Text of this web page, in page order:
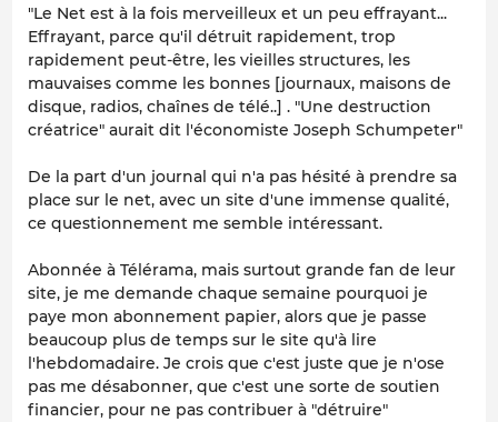
"Le Net est à la fois merveilleux et un peu effrayant...
Effrayant, parce qu'il détruit rapidement, trop
rapidement peut-être, les vieilles structures, les
mauvaises comme les bonnes [journaux, maisons de
disque, radios, chaînes de télé..] . "Une destruction
créatrice" aurait dit l'économiste Joseph Schumpeter"
De la part d'un journal qui n'a pas hésité à prendre sa
place sur le net, avec un site d'une immense qualité,
ce questionnement me semble intéressant.
Abonnée à Télérama, mais surtout grande fan de leur
site, je me demande chaque semaine pourquoi je
paye mon abonnement papier, alors que je passe
beaucoup plus de temps sur le site qu'à lire
l'hebdomadaire. Je crois que c'est juste que je n'ose
pas me désabonner, que c'est une sorte de soutien
financier, pour ne pas contribuer à "détruire"